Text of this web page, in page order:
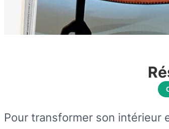
Pour transformer son intérieur